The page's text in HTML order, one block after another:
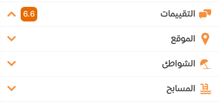
التقييمات 6.6
الموقع
الشواطئ
المسابح